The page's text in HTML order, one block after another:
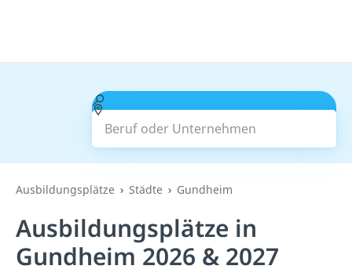
Beruf oder Unternehmen
Suchen
Ausbildungsplätze Städte Gundheim
Ausbildungsplätze in
Gundheim 2026 & 2027